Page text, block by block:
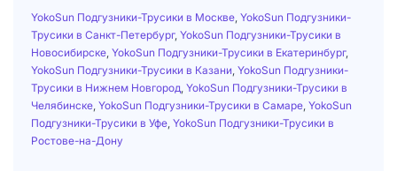
YokoSun Подгузники-Трусики в Москве YokoSun Подгузники-
Трусики в Санкт-Петербург, YokoSun Подгузники-Трусики в
Новосибирске YokoSun Подгузники-Трусики в Екатеринбург,
YokoSun Подгузники-Трусики в Казани YokoSun Подгузники-
Трусики в Нижнем Новгород YokoSun Подгузники-Трусики в
Челябинске YokoSun Подгузники-Трусики в Самаре YokoSun
Подгузники-Трусики в Уфе YokoSun Подгузники-Трусики в
Ростове-на-Дону